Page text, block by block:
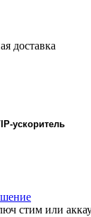
доставка
ускоритель
стим или